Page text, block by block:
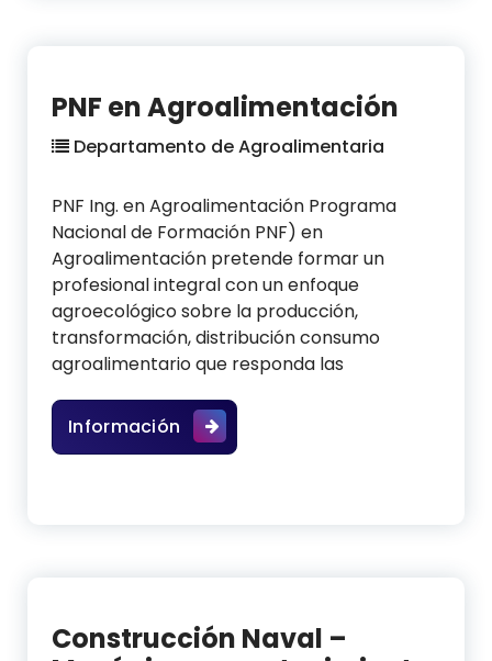
PNF en Agroalimentación
Departamento de Agroalimentaria
PNF Ing. en Agroalimentación Programa
Nacional de Formación PNF) en
Agroalimentación pretende formar un
profesional integral con un enfoque
agroecológico sobre la producción,
transformación, distribución consumo
agroalimentario que responda las
Información PNF en Agroalimentación
Construcción Naval –